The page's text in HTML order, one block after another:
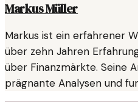
Markus Müller
Markus ist ein erfahrener
über zehn Jahren
über Finanzmärkte. Seine
prägnante Analysen und